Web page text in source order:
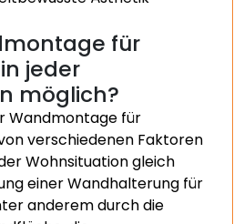
für
jeder
möglich?
Wandmontage für
verschiedenen Faktoren
Wohnsituation gleich
einer Wandhalterung für
anderem durch die